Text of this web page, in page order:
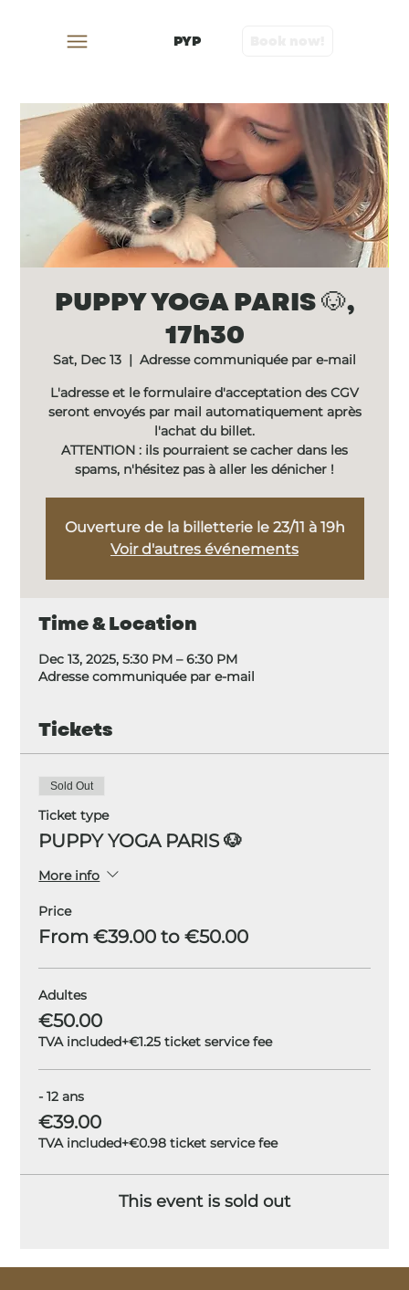
PYP
PUPPY YOGA PARIS 🐶,
17h30
Sat, Dec 13
  |
Adresse communiquée par e-mail
L'adresse et le formulaire d'acceptation des CGV
seront envoyés par mail automatiquement après
l'achat du billet.
ATTENTION : ils pourraient se cacher dans les
spams, n'hésitez pas à aller les dénicher !
Ouverture de la billetterie le 23/11 à 19h
Voir d'autres événements
Time & Location
Dec 13, 2025, 5:30 PM – 6:30 PM
Adresse communiquée par e-mail
Tickets
Sold Out
Ticket type
PUPPY YOGA PARIS 🐶
More info
Price
From €39.00 to €50.00
Adultes
€50.00
TVA included+€1.25 ticket service fee
- 12 ans
€39.00
TVA included+€0.98 ticket service fee
This event is sold out